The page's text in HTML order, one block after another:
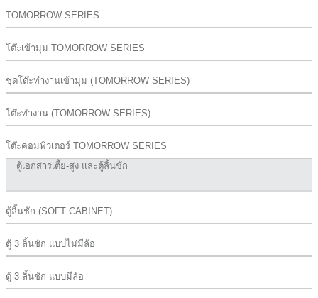
TOMORROW SERIES
โต๊ะเข้ามุม TOMORROW SERIES
ชุดโต๊ะทำงานเข้ามุม (TOMORROW SERIES)
โต๊ะทำงาน (TOMORROW SERIES)
โต๊ะคอมพิวเตอร์ TOMORROW SERIES
ตู้เอกสารเตี้ย-สูง และตู้ลิ้นชัก
ตู้ลิ้นชัก (SOFT CABINET)
ตู้ 3 ลิ้นชัก แบบไม่มีล้อ
ตู้ 3 ลิ้นชัก แบบมีล้อ